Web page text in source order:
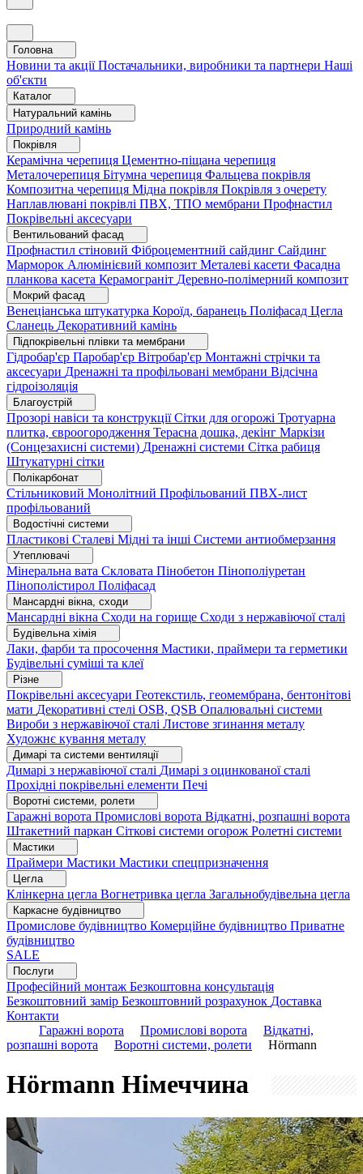
Головна
Новини та акціїПостачальники, виробники та партнери Наші
об'єкти
Каталог
Натуральний камінь
Природний камінь
Покрівля
Керамічна черепиця Цементно-піщана черепиця
Металочерепиця Бітумна черепиця Фальцева покрівля
Композитна черепиця Мідна покрівля Покрівля з очерету
Наплавлювані покрівлі ПВХ, ТПО мембрани Профнастил
Покрівельні аксесуари
Вентильований фасад
Профнастил стіновий Фіброцементний сайдинг Сайдинг
Марморок Алюмінієвий композит Металеві касети Фасадна
планкова касета Керамограніт Деревно-полімерний композит
Мокрий фасад
Венеціанська штукатурка Короїд, баранець Поліфасад Цегла
Сланець Декоративний камінь
Підпокрівельні плівки та мембрани
Гідробар'єр Паробар'єр Вітробар'єр Монтажні стрічки та
аксесуари Дренажні та профільовані мембрани Відсічна
гідроізоляція
Благоустрій
Прозорі навіси та конструкціїСітки для огорожі Тротуарна
плитка, євроогородження Терасна дошка, декінг Маркізи
(Сонцезахисні системи) Дренажні системи Сітка рабиця
Штукатурні сітки
Полікарбонат
Стільниковий Монолітний Профільований ПВХ-лист
профільований
Водостічні системи
Пластикові Сталеві Мідні та інші Системи антиобмерзання
Утеплювачі
Мінеральна вата Скловата Пінобетон Пінополіуретан
Пінополістирол Поліфасад
Мансардні вікна, сходи
Мансардні вікна Сходи на горище Сходи з нержавіючої сталі
Будівельна хімія
Лаки, фарби та просочення Мастики, праймери та герметики
Будівельні суміші та клеї
Різне
Покрівельні аксесуари Геотекстиль, геомембрана, бентонітові
мати Декоративні стелі OSB, QSB Опалювальні системи
Вироби з нержавіючої сталі Листове згинання металу
Художнє кування металу
Димарі та системи вентиляції
Димарі з нержавіючої сталі Димарі з оцинкованої сталі
Прохідні покрівельні елементи Печі
Воротні системи, ролети
Гаражні ворота Промислові ворота Відкатні, розпашні ворота
Штакетний паркан Сіткові системи огорож Ролетні системи
Мастики
Праймери Мастики Мастики спецпризначення
Цегла
Клінкерна цегла Вогнетривка цегла Загальнобудівельна цегла
Каркасне будівництво
Промислове будівництво Комерційне будівництво Приватне
будівництво
SALE
Послуги
Професійний монтаж Безкоштовна консультація
Безкоштовний замір Безкоштовний розрахунок Доставка
Контакти
Гаражні ворота
Промислові ворота
Відкатні,
розпашні ворота
Воротні системи, ролети Hörmann
Hörmann Німеччина